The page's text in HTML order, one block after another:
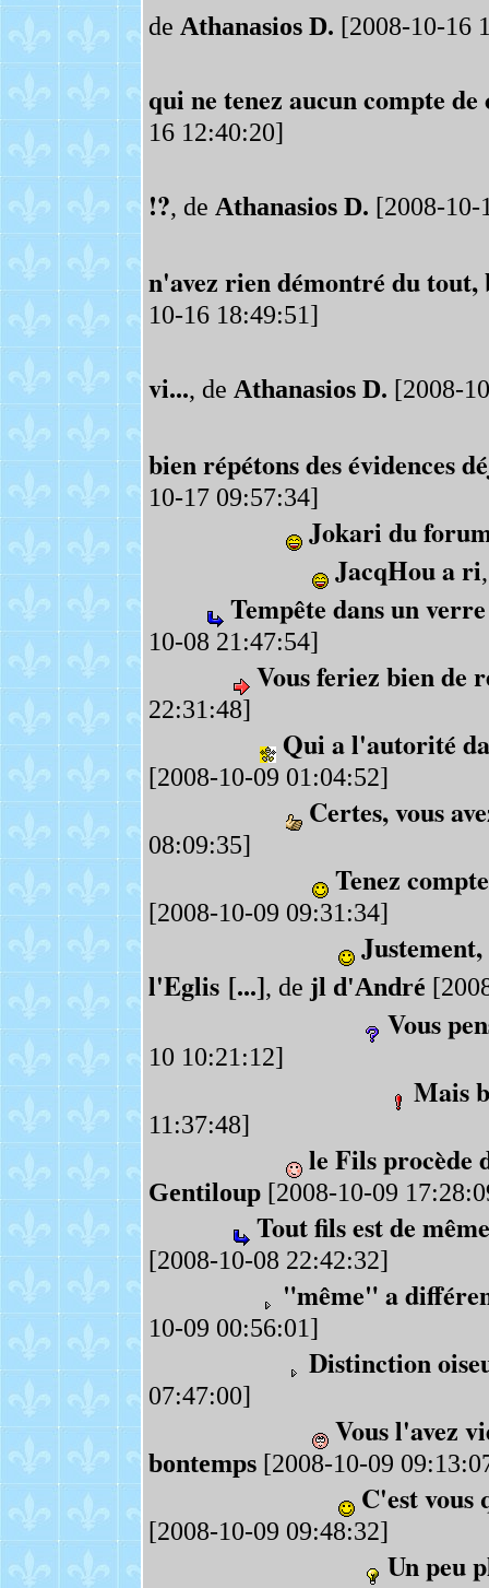
de Athanasios D. [2008-10-16
qui ne tenez aucun compte
16 12:40:20]
!?, de Athanasios D. [2008-10-
n'avez rien démontré du
10-16 18:49:51]
vi..., de Athanasios D. [2008-
bien répétons des évidences
10-17 09:57:34]
Jokari du
JacqHou a ri
Tempête dans un
10-08 21:47:54]
Vous feriez bien de
22:31:48]
Qui a l'autorité
[2008-10-09 01:04:52]
Certes, vous
08:09:35]
Tenez
[2008-10-09 09:31:34]
l'Eglis [...], de jl d'André
Vous
10 10:21:12]
Mais
11:37:48]
le Fils procède
Gentiloup[2008-10-09
Tout fils est de
[2008-10-08 22:42:32]
"même" a
10-09 00:56:01]
Distinction
07:47:00]
Vous l'avez
bontemps[2008-10-09
C'est vous
[2008-10-09 09:48:32]
Un peu